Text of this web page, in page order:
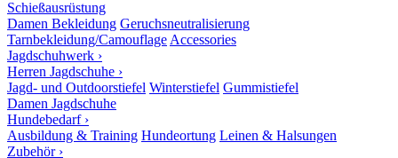
Schießausrüstung
Damen Bekleidung Geruchsneutralisierung
Tarnbekleidung/Camouflage Accessories
Jagdschuhwerk ›
Herren Jagdschuhe ›
Jagd- und Outdoorstiefel Winterstiefel Gummistiefel
Damen Jagdschuhe
Hundebedarf ›
Ausbildung & Training Hundeortung Leinen & Halsungen
Zubehör ›